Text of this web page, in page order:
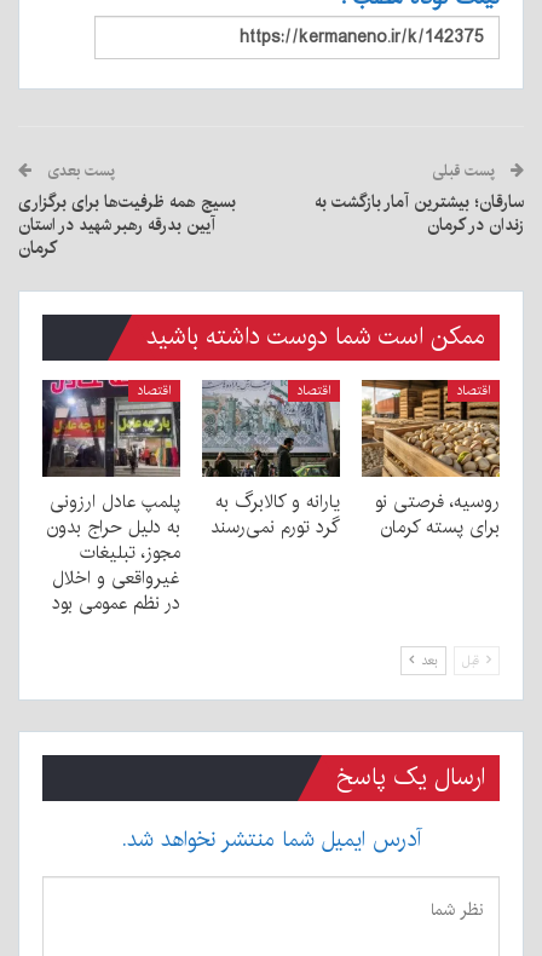
پست قبلی
سارقان؛ بیشترین آمار بازگشت به
زندان در کرمان
پست بعدی
بسیج همه ظرفیت‌ها برای برگزاری
آیین بدرقه رهبر شهید در استان
کرمان
ممکن است شما دوست داشته باشید
اقتصاد
روسیه، فرصتی نو
برای پسته کرمان
اقتصاد
یارانه و کالابرگ به
گرد تورم نمی‌رسند
اقتصاد
پلمپ عادل ارزونی
به دليل حراج بدون
مجوز، تبليغات
غیرواقعی و اخلال
در نظم عمومی بود
قبل بعد
ارسال یک پاسخ
آدرس ایمیل شما منتشر نخواهد شد.